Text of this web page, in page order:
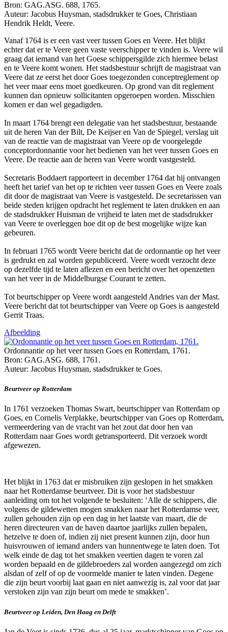
Bron: GAG.ASG. 688, 1765.
Auteur: Jacobus Huysman, stadsdrukker te Goes, Christiaan
Hendrik Heldt, Veere.
Vanaf 1764 is er een vast veer tussen Goes en Veere. Het blijkt
echter dat er te Veere geen vaste veerschipper te vinden is. Veere wil
graag dat iemand van het Goese schippersgilde zich hiermee belast
en te Veere komt wonen. Het stadsbestuur schrijft de magistraat van
Veere dat ze eerst het door Goes toegezonden conceptreglement op
het veer maar eens moet goedkeuren. Op grond van dit reglement
kunnen dan opnieuw sollicitanten opgeroepen worden. Misschien
komen er dan wel gegadigden.
In maart 1764 brengt een delegatie van het stadsbestuur, bestaande
uit de heren Van der Bilt, De Keijser en Van de Spiegel, verslag uit
van de reactie van de magistraat van Veere op de voorgelegde
conceptordonnantie voor het bedienen van het veer tussen Goes en
Veere. De reactie aan de heren van Veere wordt vastgesteld.
Secretaris Boddaert rapporteert in december 1764 dat hij ontvangen
heeft het tarief van het op te richten veer tussen Goes en Veere zoals
dit door de magistraat van Veere is vastgesteld. De secretarissen van
beide steden krijgen opdracht het reglement te laten drukken en aan
de stadsdrukker Huisman de vrijheid te laten met de stadsdrukker
van Veere te overleggen hoe dit op de best mogelijke wijze kan
gebeuren.
In februari 1765 wordt Veere bericht dat de ordonnantie op het veer
is gedrukt en zal worden gepubliceerd. Veere wordt verzocht deze
op dezelfde tijd te laten aflezen en een bericht over het openzetten
van het veer in de Middelburgse Courant te zetten.
Tot beurtschipper op Veere wordt aangesteld Andries van der Mast.
Veere bericht dat tot beurtschipper van Veere op Goes is aangesteld
Gerrit Traas.
Afbeelding
Ordonnantie op het veer tussen Goes en Rotterdam, 1761.
Bron: GAG.ASG. 688, 1761.
Auteur: Jacobus Huysman, stadsdrukker te Goes.
Beurtveer op Rotterdam
In 1761 verzoeken Thomas Swart, beurtschipper van Rotterdam op
Goes, en Cornelis Verplakke, beurtschipper van Goes op Rotterdam,
vermeerdering van de vracht van het zout dat door hen van
Rotterdam naar Goes wordt getransporteerd. Dit verzoek wordt
afgewezen.
Het blijkt in 1763 dat er misbruiken zijn geslopen in het smakken
naar het Rotterdamse beurtveer. Dit is voor het stadsbestuur
aanleiding om tot het volgende te besluiten: ‘Alle de schippers, die
volgens de gildewetten mogen smakken naar het Rotterdamse veer,
zullen gehouden zijn op een dag in het laatste van maart, die de
heren directeuren van de haven daartoe jaarlijks zullen bepalen,
hetzelve te doen of, indien zij niet present kunnen zijn, door hun
huisvrouwen of iemand anders van hunnentwege te laten doen. Tot
welk einde de dag tot het smakken veertien dagen te voren zal
worden bepaald en de gildebroeders zal worden aangezegd om zich
alsdan of zelf of op de voormelde manier te laten vinden. Degene
die zijn beurt voorbij laat gaan en niet aanwezig is, zal voor dat jaar
verstoken zijn van zijn beurt om mede te smakken’.
Beurtveer op Leiden, Den Haag en Delft